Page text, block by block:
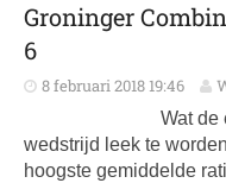
Groninger
6
8 februari 2018 19:46
Wat de
wedstrijd leek te
hoogste gemiddelde